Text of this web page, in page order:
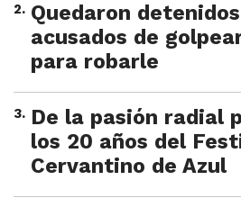
2. Quedaron
acusados de
para robarle
3. De la pasión radial
los 20 años del
Cervantino de Azul